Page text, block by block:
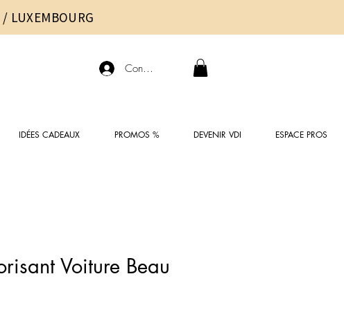
LUXEMBOURG
Connexion
IDÉES CADEAUX PROMOS % DEVENIR VDI ESPACE PROS
Voiture Beau